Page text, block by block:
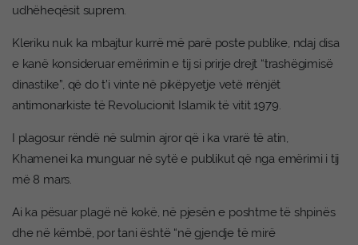
udhëheqësit suprem.
Kleriku nuk ka mbajtur kurrë më parë poste publike, ndaj disa
e kanë konsideruar emërimin e tij si prirje drejt “trashëgimisë
dinastike”, që do t’i vinte në pikëpyetje vetë rrënjët
antimonarkiste të Revolucionit Islamik të vitit 1979.
I plagosur rëndë në sulmin ajror që i ka vrarë të atin,
Khamenei ka munguar në sytë e publikut që nga emërimi i tij
më 8 mars.
Ai ka pësuar plagë në kokë, në pjesën e poshtme të shpinës
dhe në këmbë, por tani është “në gjendje të mirë